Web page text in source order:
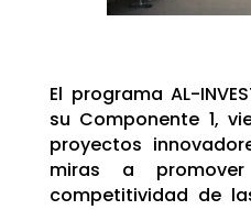
El programa AL-
su Componente 1,
proyectos
miras a
competitividad de